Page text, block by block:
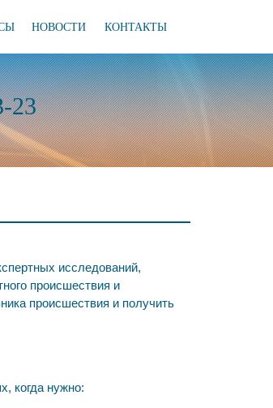
НОВОСТИ КОНТАКТЫ
23
исследований,
происшествия и
происшествия и получить
когда нужно: